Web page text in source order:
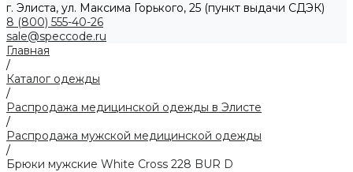
г. Элиста, ул. Максима Горького, 25 (пункт выдачи СДЭК)
8 (800) 555-40-26
sale@speccode.ru
Главная
/
Каталог одежды
/
Распродажа медицинской одежды в Элисте
/
Распродажа мужской медицинской одежды
/
Брюки мужские White Cross 228 BUR D